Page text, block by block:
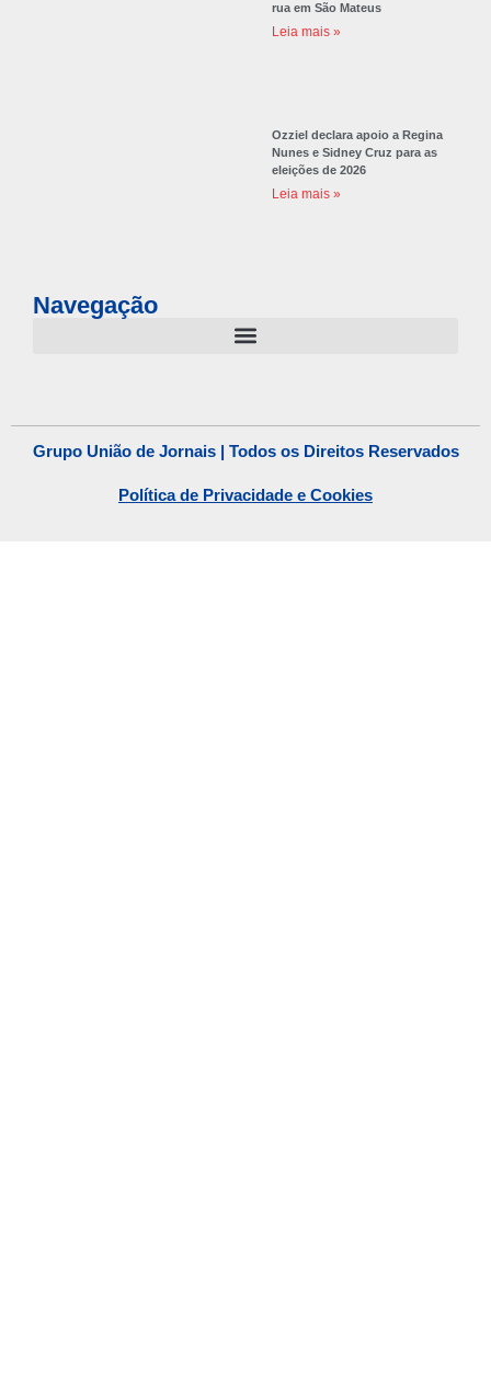
rua em São Mateus
Leia mais »
Ozziel declara apoio a Regina
Nunes e Sidney Cruz para as
eleições de 2026
Leia mais »
Navegação
Grupo União de Jornais | Todos os Direitos Reservados
Política de Privacidade e Cookies